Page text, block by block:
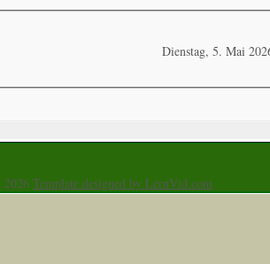
Dienstag, 5. Mai
2026 Template designed by LernVid.com